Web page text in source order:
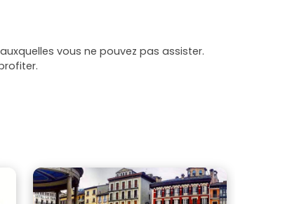
vous ne pouvez pas assister.